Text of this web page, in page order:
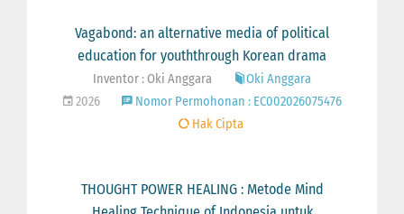
Vagabond: an alternative media of political
education for youththrough Korean drama
Inventor : Oki Anggara
Oki Anggara
2026
Nomor Permohonan : EC002026075476
Hak Cipta
THOUGHT POWER HEALING : Metode Mind